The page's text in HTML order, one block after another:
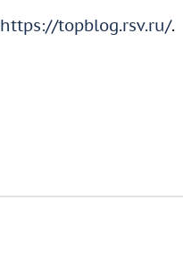
https://topblog.rsv.ru/.